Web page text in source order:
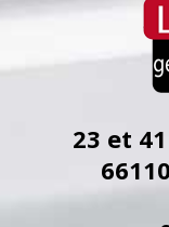
23 et
66110